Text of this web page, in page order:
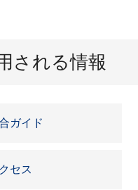
される情報
ガイド
セス